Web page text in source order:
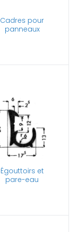
Cadres pour
panneaux
Égouttoirs et
pare-eau